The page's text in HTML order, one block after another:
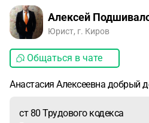
Алексей
Юрист, г. Киров
Общаться в чате
Анастасия Алексеевна добрый
ст 80 Трудового кодекса